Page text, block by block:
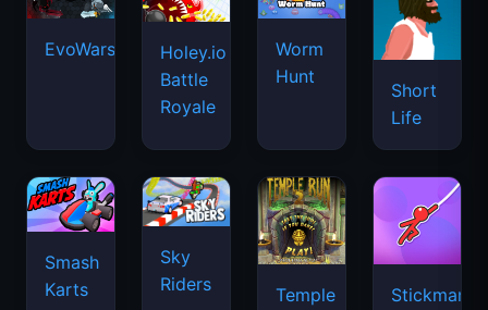
EvoWars.io
Holey.io
Battle
Royale
Worm
Hunt
Short
Life
Smash
Karts
Sky
Riders
Temple
Stickman